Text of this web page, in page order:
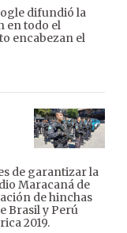
difundió la
en todo el
encabezan el
de garantizar la
Maracaná de
de hinchas
Brasil y Perú
2019.